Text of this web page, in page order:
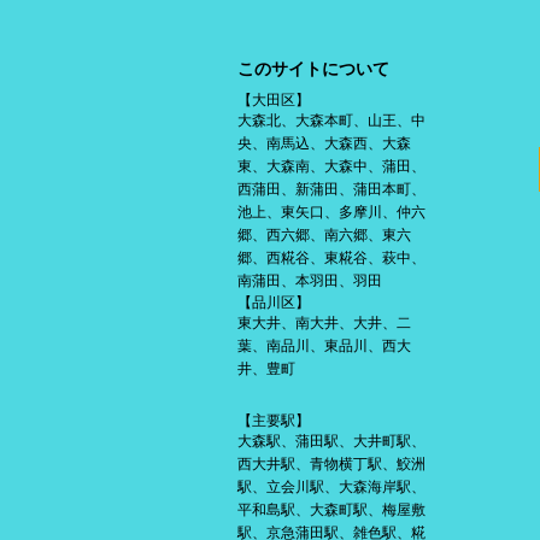
このサイトについて
【大田区】
大森北、大森本町、山王、中
央、南馬込、大森西、大森
東、大森南、大森中、蒲田、
西蒲田、新蒲田、蒲田本町、
池上、東矢口、多摩川、仲六
郷、西六郷、南六郷、東六
郷、西糀谷、東糀谷、萩中、
南蒲田、本羽田、羽田
【品川区】
東大井、南大井、大井、二
葉、南品川、東品川、西大
井、豊町
【主要駅】
大森駅、蒲田駅、大井町駅、
西大井駅、青物横丁駅、鮫洲
駅、立会川駅、大森海岸駅、
平和島駅、大森町駅、梅屋敷
駅、京急蒲田駅、雑色駅、糀